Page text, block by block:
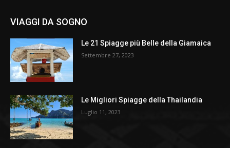
VIAGGI DA SOGNO
Le 21 Spiagge più Belle della Giamaica
Settembre 27, 2023
Le Migliori Spiagge della Thailandia
Luglio 11, 2023